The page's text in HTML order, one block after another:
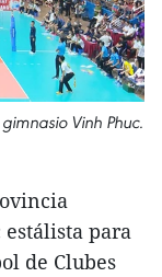
Vinh Phuc.
para
de Clubes